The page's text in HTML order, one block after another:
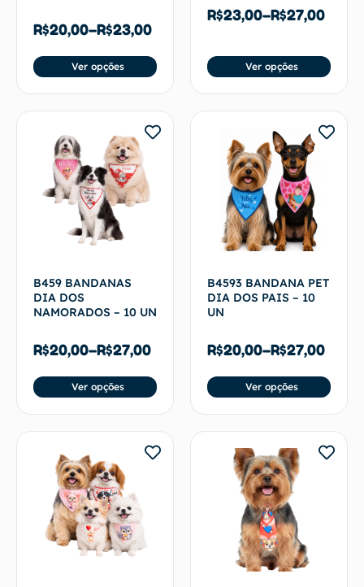
R$20,00–R$23,00
Ver opções
R$23,00–R$27,00
Ver opções
B459 BANDANAS
DIA DOS
NAMORADOS – 10 UN
R$20,00–R$27,00
Ver opções
B4593 BANDANA PET
DIA DOS PAIS – 10
UN
R$20,00–R$27,00
Ver opções